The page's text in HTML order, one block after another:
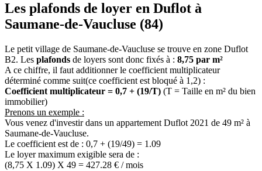
Les plafonds de loyer en Duflot à
Saumane-de-Vaucluse (84)
Le petit village de Saumane-de-Vaucluse se trouve en zone Duflot
B2. Les plafonds de loyers sont donc fixés à : 8,75 par m²
A ce chiffre, il faut additionner le coefficient multiplicateur
déterminé comme suit(ce coefficient est bloqué à 1,2) :
Coefficient multiplicateur = 0,7 + (19/T) (T = Taille en m² du bien
immobilier)
Prenons un exemple :
Vous venez d'investir dans un appartement Duflot 2021 de 49 m² à
Saumane-de-Vaucluse.
Le coefficient est de : 0,7 + (19/49) = 1.09
Le loyer maximum exigible sera de :
(8,75 X 1.09) X 49 = 427.28 € / mois